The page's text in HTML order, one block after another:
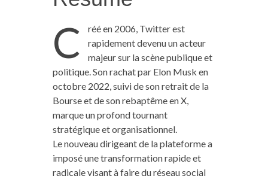
C
réé en 2006, Twitter est
rapidement devenu un acteur
majeur sur la scène publique et
politique. Son rachat par Elon Musk en
octobre 2022, suivi de son retrait de la
Bourse et de son rebaptême en X,
marque un profond tournant
stratégique et organisationnel.
Le nouveau dirigeant de la plateforme a
imposé une transformation rapide et
radicale visant à faire du réseau social